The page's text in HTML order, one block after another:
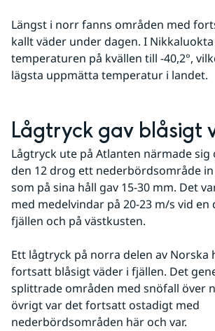
Längst i norr fanns områden med
kallt väder under dagen. I
temperaturen på kvällen till -40,2°,
lägsta uppmätta temperatur i landet.
Lågtryck gav blåsigt
Lågtryck ute på Atlanten närmade
den 12 drog ett nederbördsområde
som på sina håll gav 15-30 mm. Det
med medelvindar på 20-23 m/s vid en
fjällen och på västkusten.
Ett lågtryck på norra delen av Norska
fortsatt blåsigt väder i fjällen. Det
splittrade områden med snöfall över
övrigt var det fortsatt ostadigt med
nederbördsområden här och var.